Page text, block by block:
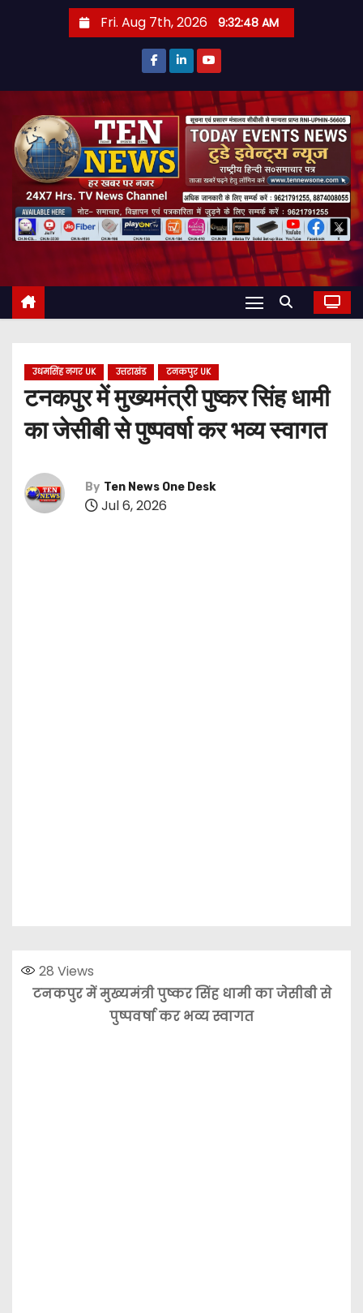
t
Fri. Aug 7th, 2026 9:32:49 AM
उधमसिंह नगर UK उत्तराखंड टनकपुर UK
टनकपुर में मुख्यमंत्री पुष्कर सिंह धामी
का जेसीबी से पुष्पवर्षा कर भव्य स्वागत
By Ten News One Desk
Jul 6, 2026
28 Views
टनकपुर में मुख्यमंत्री पुष्कर सिंह धामी का जेसीबी से
पुष्पवर्षा कर भव्य स्वागत